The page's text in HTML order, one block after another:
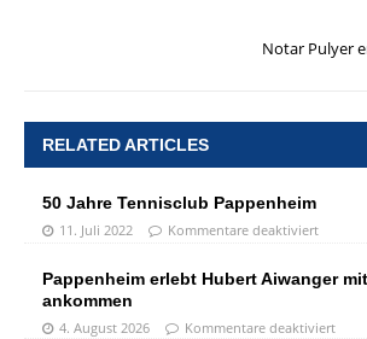
Notar Pulyer
RELATED ARTICLES
50 Jahre Tennisclub Pappenheim
11. Juli 2022 Kommentare deaktiviert
Pappenheim erlebt Hubert Aiwanger
ankommen
4. August 2026 Kommentare deaktiviert